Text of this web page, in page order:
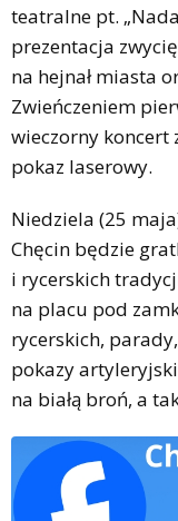
teatralne pt.
prezentacja
na hejnał miasta
Zwieńczeniem
wieczorny koncert
pokaz laserowy.
Niedziela (25
Chęcin będzie
i rycerskich
na placu pod
rycerskich,
pokazy
na białą broń, a